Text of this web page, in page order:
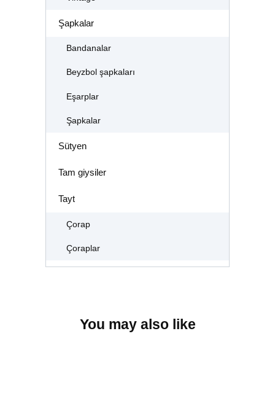
Şapkalar
Bandanalar
Beyzbol şapkaları
Eşarplar
Şapkalar
Sütyen
Tam giysiler
Tayt
Çorap
Çoraplar
You may also like